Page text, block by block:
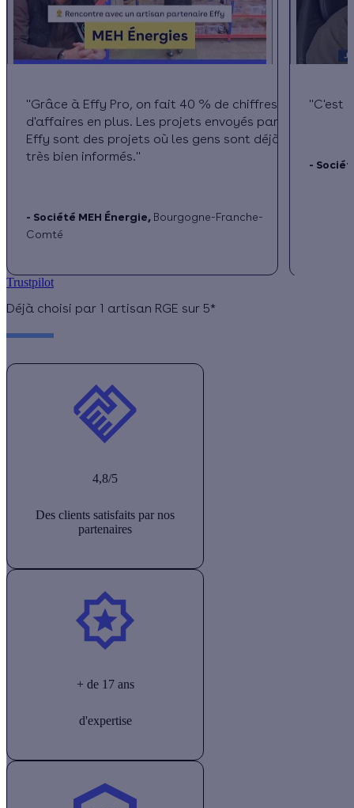
"Grâce à Effy Pro, on fait 40 % de chiffres
d'affaires en plus. Les projets envoyés par
Effy sont des projets où les gens sont déjà
très bien informés."
- Société MEH Énergie, Bourgogne-Franche-
Comté
"C'est
-
Trustpilot
Déjà choisi par 1 artisan RGE sur 5*
4,8/5
Des clients satisfaits par nos
partenaires
+ de 17 ans
d'expertise